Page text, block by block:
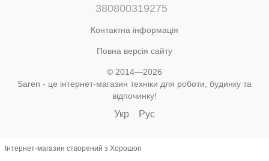
380800319275
Контактна інформація
Повна версія сайту
© 2014—2026
Saren - це інтернет-магазин техніки для роботи, будинку та
відпочинку!
Укр Рус
Інтернет-магазин створений з Хорошоп